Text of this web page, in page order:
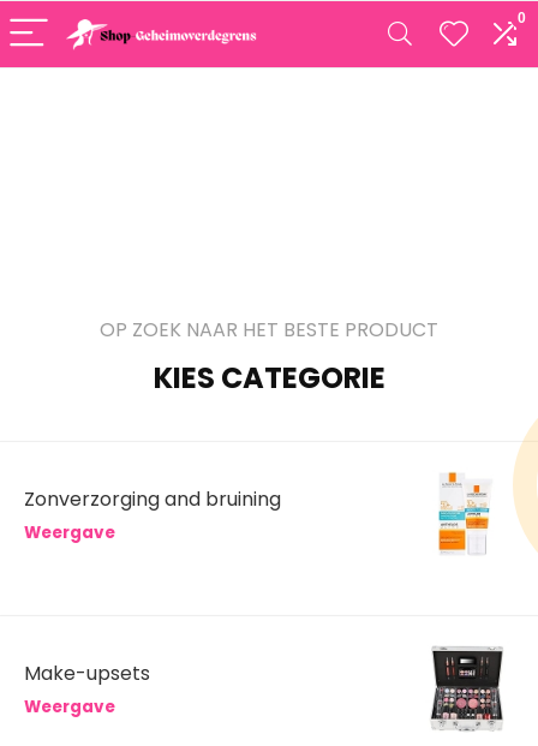
0
OP ZOEK NAAR HET BESTE PRODUCT
KIES CATEGORIE
Zonverzorging and bruining
Weergave
Make-upsets
Weergave